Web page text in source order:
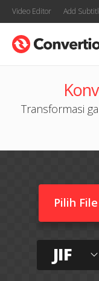
Video Editor Add
Transformasi
Pilih File
JIF